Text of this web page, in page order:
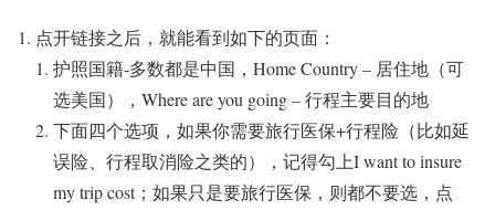
点开链接之后，就能看到如下的页面：
护照国籍-多数都是中国，Home Country – 居住地（可
选美国），Where are you going – 行程主要目的地
下面四个选项，如果你需要旅行医保+行程险（比如延
误险、行程取消险之类的），记得勾上I want to insure
my trip cost；如果只是要旅行医保，则都不要选，点